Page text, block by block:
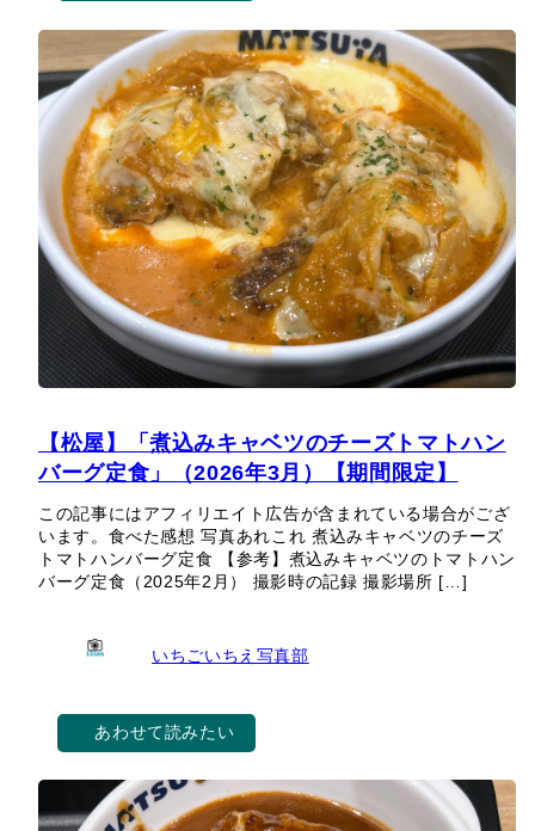
【松屋】「煮込みキャベツのチーズトマトハン
バーグ定食」（2026年3月）【期間限定】
この記事にはアフィリエイト広告が含まれている場合がござ
います。食べた感想 写真あれこれ 煮込みキャベツのチーズ
トマトハンバーグ定食 【参考】煮込みキャベツのトマトハン
バーグ定食（2025年2月） 撮影時の記録 撮影場所 […]
いちごいちえ写真部
あわせて読みたい